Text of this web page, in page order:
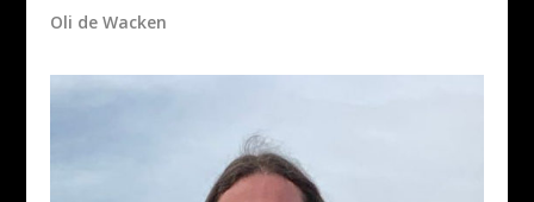
Oli de Wacken